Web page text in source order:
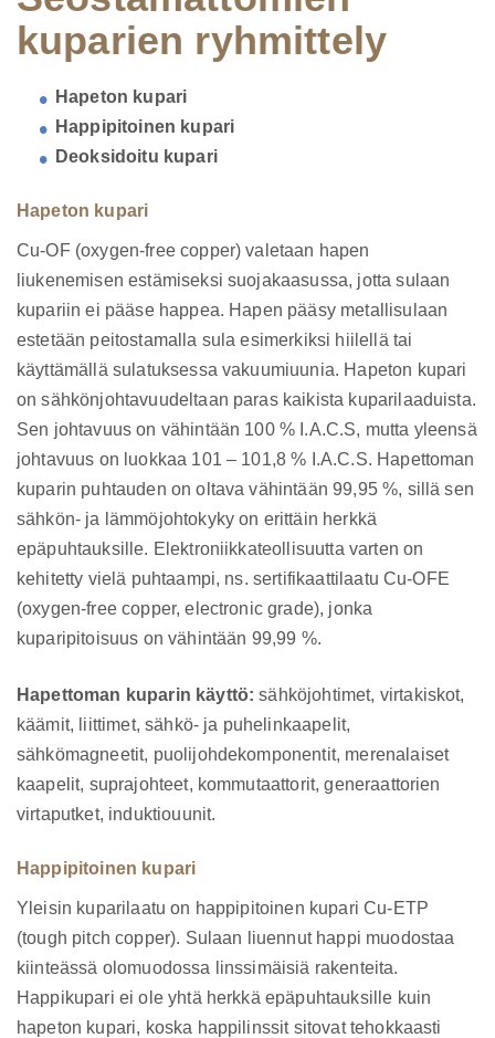
kuparien ryhmittely
Hapeton kupari
Happipitoinen kupari
Deoksidoitu kupari
Hapeton kupari
Cu-OF (oxygen-free copper) valetaan hapen
liukenemisen estämiseksi suojakaasussa, jotta sulaan
kupariin ei pääse happea. Hapen pääsy metallisulaan
estetään peitostamalla sula esimerkiksi hiilellä tai
käyttämällä sulatuksessa vakuumiuunia. Hapeton kupari
on sähkönjohtavuudeltaan paras kaikista kuparilaaduista.
Sen johtavuus on vähintään 100 % I.A.C.S, mutta yleensä
johtavuus on luokkaa 101 – 101,8 % I.A.C.S. Hapettoman
kuparin puhtauden on oltava vähintään 99,95 %, sillä sen
sähkön- ja lämmöjohtokyky on erittäin herkkä
epäpuhtauksille. Elektroniikkateollisuutta varten on
kehitetty vielä puhtaampi, ns. sertifikaattilaatu Cu-OFE
(oxygen-free copper, electronic grade), jonka
kuparipitoisuus on vähintään 99,99 %.
Hapettoman kuparin käyttö: sähköjohtimet, virtakiskot,
käämit, liittimet, sähkö- ja puhelinkaapelit,
sähkömagneetit, puolijohdekomponentit, merenalaiset
kaapelit, suprajohteet, kommutaattorit, generaattorien
virtaputket, induktiouunit.
Happipitoinen kupari
Yleisin kuparilaatu on happipitoinen kupari Cu-ETP
(tough pitch copper). Sulaan liuennut happi muodostaa
kiinteässä olomuodossa linssimäisiä rakenteita.
Happikupari ei ole yhtä herkkä epäpuhtauksille kuin
hapeton kupari, koska happilinssit sitovat tehokkaasti